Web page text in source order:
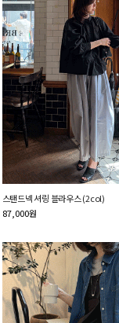
스탠드넥 셔링 블라우스 (2col)
87,000원